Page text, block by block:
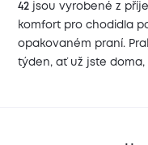
42 jsou vyrobené z
komfort pro chodidla
opakovaném praní.
týden, ať už jste